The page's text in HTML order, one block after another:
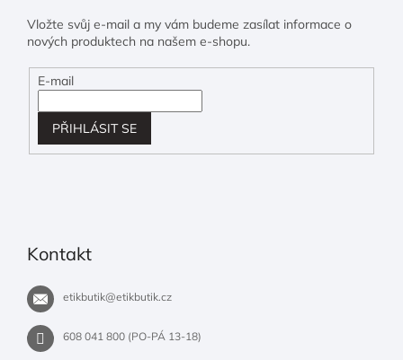
Vložte svůj e-mail a my vám budeme zasílat informace o
nových produktech na našem e-shopu.
E-mail
PŘIHLÁSIT SE
Kontakt
etikbutik@etikbutik.cz
608 041 800 (PO-PÁ 13-18)